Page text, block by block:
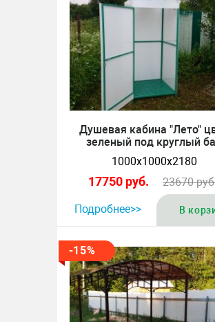
Душевая кабина "Лето"
зеленый под круглый
1000х1000х2180
17750 руб. 23670
Подробнее>> В
-15%